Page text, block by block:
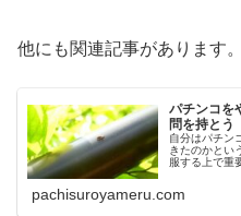
他にも関連記事があります。
パチンコを
問を持とう
自分はパチン
きたのかとい
服する上で重
pachisuroyameru.com